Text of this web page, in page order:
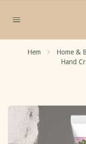
Hem Home &
Hand